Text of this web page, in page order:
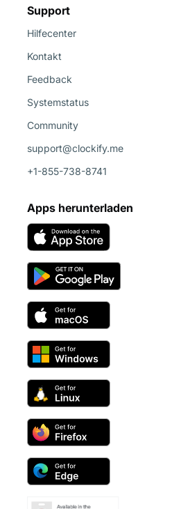
Support
Hilfecenter
Kontakt
Feedback
Systemstatus
Community
support@clockify.me
+1-855-738-8741
Apps herunterladen